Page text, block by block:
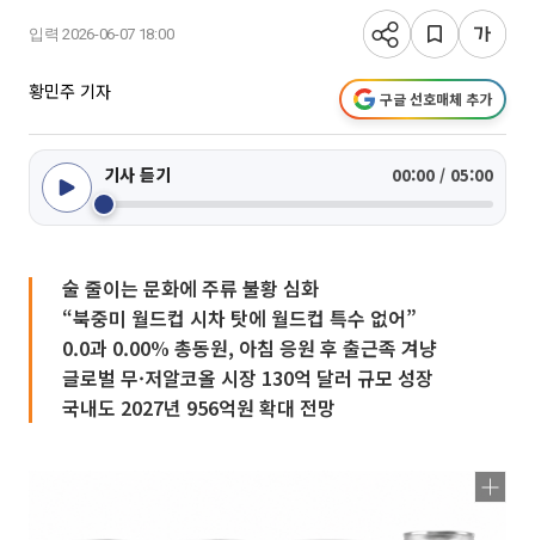
입력 2026-06-07 18:00
황민주 기자 구글 선호매체 추가
기사 듣기 00:00 / 05:00
술 줄이는 문화에 주류 불황 심화
“북중미 월드컵 시차 탓에 월드컵 특수 없어”
0.0과 0.00% 총동원, 아침 응원 후 출근족 겨냥
글로벌 무·저알코올 시장 130억 달러 규모 성장
국내도 2027년 956억원 확대 전망